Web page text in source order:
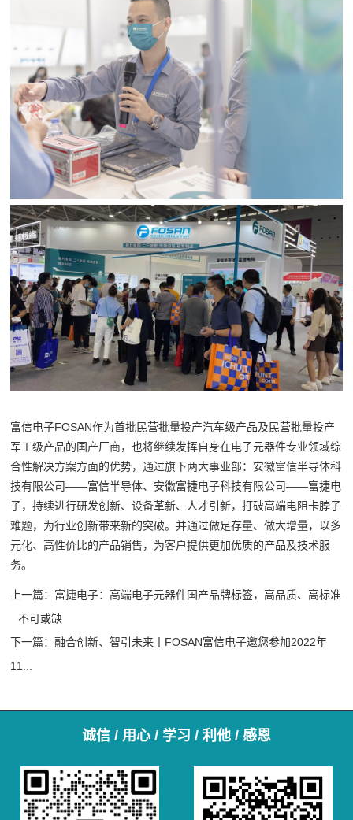
富信电子FOSAN作为首批民营批量投产汽车级产品及民营批量投产
军工级产品的国产厂商，也将继续发挥自身在电子元器件专业领域综
合性解决方案方面的优势，通过旗下两大事业部：安徽富信半导体科
技有限公司——富信半导体、安徽富捷电子科技有限公司——富捷电
子，持续进行研发创新、设备革新、人才引新，打破高端电阻卡脖子
难题，为行业创新带来新的突破。并通过做足存量、做大增量，以多
元化、高性价比的产品销售，为客户提供更加优质的产品及技术服
务。
上一篇： 富捷电子：高端电子元器件国产品牌标签，高品质、高标准
不可或缺
下一篇：融合创新、智引未来丨FOSAN富信电子邀您参加2022年
11...
诚信 / 用心 / 学习 / 利他 / 感恩